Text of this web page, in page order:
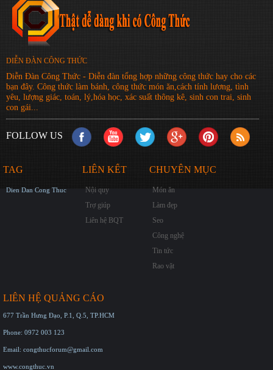
DIỄN ĐÀN CÔNG THỨC
Diễn Đàn Công Thức - Diễn đàn tổng hợp những công thức hay cho các
bạn đây. Công thức làm bánh, công thức món ăn,cách tính lương, tình
yêu, lượng giác, toán, lý,hóa học, xác suất thông kê, sinh con trai, sinh
con gái...
FOLLOW US
TAG
Dien Dan Cong Thuc
LIÊN KẾT
Nội quy
Trợ giúp
Liên hệ BQT
CHUYÊN MỤC
Món ăn
Làm đẹp
Seo
Công nghệ
Tin tức
Rao vặt
LIÊN HỆ QUẢNG CÁO
677 Trần Hưng Đạo, P.1, Q.5, TP.HCM
Phone: 0972 003 123
Email: congthucforum@gmail.com
www.congthuc.vn